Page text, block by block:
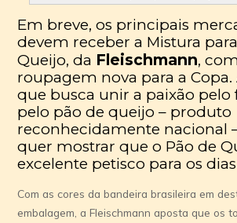
Em breve, os principais
devem receber a Mistura
Queijo, da Fleischmann,
roupagem nova para a Copa.
que busca unir a paixão pelo
pelo pão de queijo – produto
reconhecidamente nacional
quer mostrar que o Pão de
excelente petisco para os
Com as cores da bandeira brasileira em
embalagem, a Fleischmann aposta que os